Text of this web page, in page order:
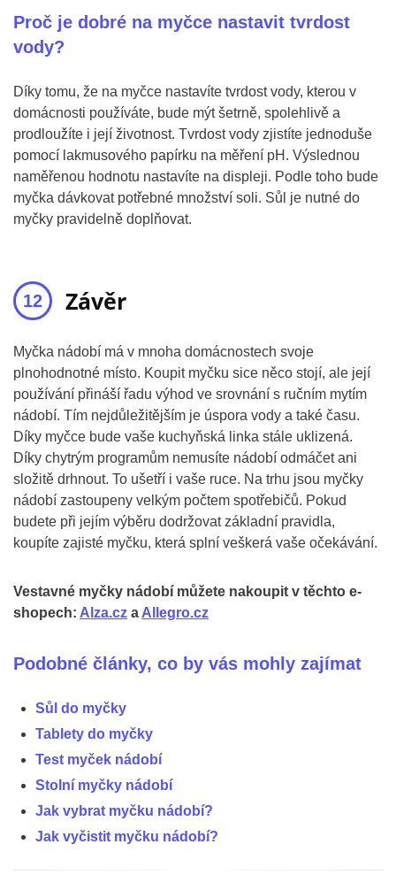
Proč je dobré na myčce nastavit tvrdost
vody?
Díky tomu, že na myčce nastavíte tvrdost vody, kterou v
domácnosti používáte, bude mýt šetrně, spolehlivě a
prodloužíte i její životnost. Tvrdost vody zjistíte jednoduše
pomocí lakmusového papírku na měření pH. Výslednou
naměřenou hodnotu nastavíte na displeji. Podle toho bude
myčka dávkovat potřebné množství soli. Sůl je nutné do
myčky pravidelně doplňovat.
Závěr
Myčka nádobí má v mnoha domácnostech svoje
plnohodnotné místo. Koupit myčku sice něco stojí, ale její
používání přináší řadu výhod ve srovnání s ručním mytím
nádobí. Tím nejdůležitějším je úspora vody a také času.
Díky myčce bude vaše kuchyňská linka stále uklizená.
Díky chytrým programům nemusíte nádobí odmáčet ani
složitě drhnout. To ušetří i vaše ruce. Na trhu jsou myčky
nádobí zastoupeny velkým počtem spotřebičů. Pokud
budete při jejím výběru dodržovat základní pravidla,
koupíte zajisté myčku, která splní veškerá vaše očekávání.
Vestavné myčky nádobí můžete nakoupit v těchto e-
shopech: Alza.cz a Allegro.cz
Podobné články, co by vás mohly zajímat
Sůl do myčky
Tablety do myčky
Test myček nádobí
Stolní myčky nádobí
Jak vybrat myčku nádobí?
Jak vyčistit myčku nádobí?